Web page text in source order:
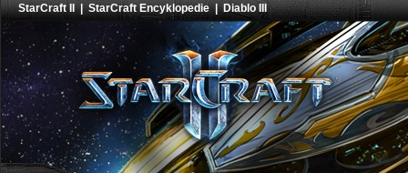
StarCraft II |StarCraft Encyklopedie|Diablo III